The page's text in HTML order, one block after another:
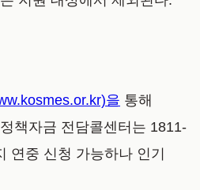
을 통해
책자금 전담콜센터는 1811-
연중 신청 가능하나 인기